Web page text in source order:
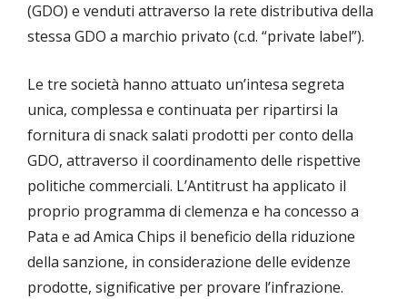
(GDO) e venduti attraverso la rete distributiva della
stessa GDO a marchio privato (c.d. “private label”).
Le tre società hanno attuato un’intesa segreta
unica, complessa e continuata per ripartirsi la
fornitura di snack salati prodotti per conto della
GDO, attraverso il coordinamento delle rispettive
politiche commerciali. L’Antitrust ha applicato il
proprio programma di clemenza e ha concesso a
Pata e ad Amica Chips il beneficio della riduzione
della sanzione, in considerazione delle evidenze
prodotte, significative per provare l’infrazione.